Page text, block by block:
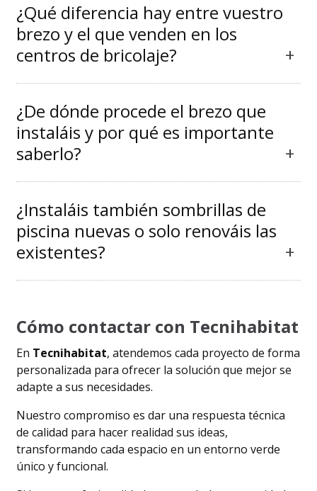
¿Qué diferencia hay entre vuestro
brezo y el que venden en los
centros de bricolaje?
¿De dónde procede el brezo que
instaláis y por qué es importante
saberlo?
¿Instaláis también sombrillas de
piscina nuevas o solo renováis las
existentes?
Cómo contactar con Tecnihabitat
En Tecnihabitat, atendemos cada proyecto de forma
personalizada para ofrecer la solución que mejor se
adapte a sus necesidades.
Nuestro compromiso es dar una respuesta técnica
de calidad para hacer realidad sus ideas,
transformando cada espacio en un entorno verde
único y funcional.